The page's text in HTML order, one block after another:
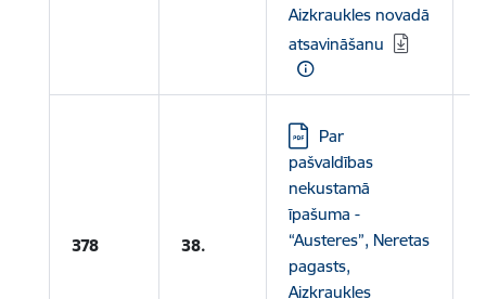
Aizkraukles novadā
atsavināšanu
378 38.
Lejupielādēt:
Par
pašvaldības
nekustamā
īpašuma -
“Austeres”, Neretas
pagasts,
Aizkraukles